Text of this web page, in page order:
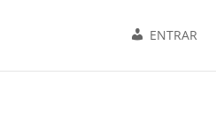
ENTRAR